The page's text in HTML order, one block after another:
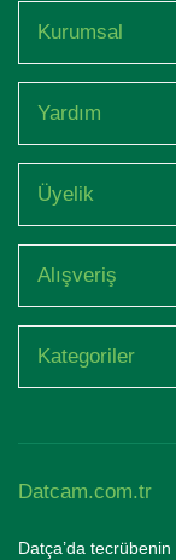
Kurumsal
Yardım
Üyelik
Alışveriş
Kategoriler
Datcam.com.tr
Datça’da